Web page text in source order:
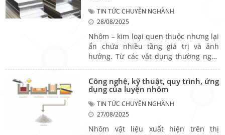
những đặc điểm kỹ thuật riêng, đáp
ứng các nhu cầu sản xuất đa dạng
trong xây dựng, nội thất, cơ khí, bao bì
và thậm chí cả mỹ phẩm. Hãy cùng tìm
hiểu những dạng nhôm phổ biến hiện
nay để hiểu rõ hơn về vai trò và ứng
TIN TỨC CHUYÊN NGHÀNH
28/08/2025
Nhôm – kim loại quen thuộc nhưng lại
ẩn chứa nhiều tầng giá trị và ảnh
hưởng. Từ các vật dụng thường ngày
lớn, nhôm hiện diện một cách âm
thầm nhưng không thể thiếu. Tuy
nhiên, để có được những ứng dụng
đó, quá trình khai thác và sử dụng
nhôm cũng kéo theo nhiều tác động,
cả tích cực lẫn tiêu cực. Hãy cùng tìm
Công nghệ, kỹ thuật, quy trình, ứng
dụng của luyện nhôm
TIN TỨC CHUYÊN NGHÀNH
27/08/2025
Nhôm vật liệu xuất hiện trên thị